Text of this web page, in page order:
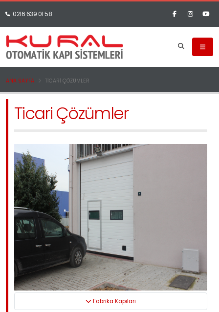
0216 639 01 58
ANA SAYFA TICARI ÇÖZÜMLER
Ticari Çözümler
Fabrika Kapıları